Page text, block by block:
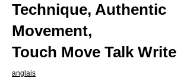
Technique, Authentic
Movement,
Touch Move Talk Write
anglais